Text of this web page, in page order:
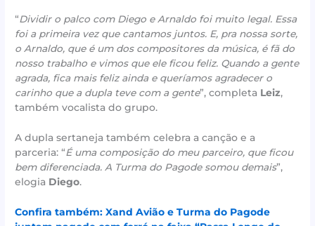
“Dividir o palco com Diego e Arnaldo foi muito legal. Essa
foi a primeira vez que cantamos juntos. E, pra nossa sorte,
o Arnaldo, que é um dos compositores da música, é fã do
nosso trabalho e vimos que ele ficou feliz. Quando a gente
agrada, fica mais feliz ainda e queríamos agradecer o
carinho que a dupla teve com a gente”, completa Leiz,
também vocalista do grupo.
A dupla sertaneja também celebra a canção e a
parceria: “É uma composição do meu parceiro, que ficou
bem diferenciada. A Turma do Pagode somou demais”,
elogia Diego.
Confira também: Xand Avião e Turma do Pagode